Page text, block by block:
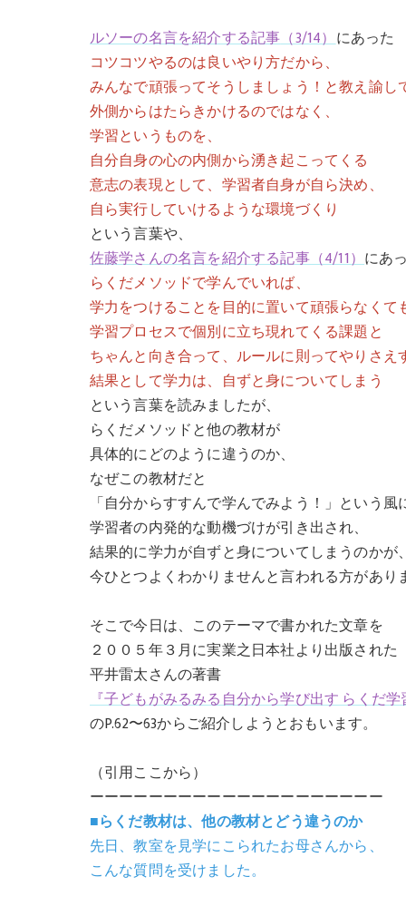
ルソーの名言を紹介する記事（3/14）にあった
コツコツやるのは良いやり方だから、
みんなで頑張ってそうしましょう！と教え諭し
外側からはたらきかけるのではなく、
学習というものを、
自分自身の心の内側から湧き起こってくる
意志の表現として、学習者自身が自ら決め、
自ら実行していけるような環境づくり
という言葉や、
佐藤学さんの名言を紹介する記事（4/11）にあ
らくだメソッドで学んでいれば、
学力をつけることを目的に置いて頑張らなくて
学習プロセスで個別に立ち現れてくる課題と
ちゃんと向き合って、ルールに則ってやりさえ
結果として学力は、自ずと身についてしまう
という言葉を読みましたが、
らくだメソッドと他の教材が
具体的にどのように違うのか、
なぜこの教材だと
「自分からすすんで学んでみよう！」という風
学習者の内発的な動機づけが引き出され、
結果的に学力が自ずと身についてしまうのかが、
今ひとつよくわかりませんと言われる方があり
そこで今日は、このテーマで書かれた文章を
２００５年３月に実業之日本社より出版された
平井雷太さんの著書
『子どもがみるみる自分から学び出す らくだ学
のP.62〜63からご紹介しようとおもいます。
（引用ここから）
ーーーーーーーーーーーーーーーーーーーー
■らくだ教材は、他の教材とどう違うのか
先日、教室を見学にこられたお母さんから、
こんな質問を受けました。